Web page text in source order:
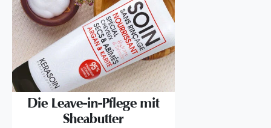
Die Leave-in-Pflege mit
Sheabutter